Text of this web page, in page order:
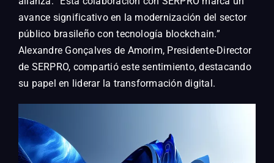
avance significativo en la modernización del sector
público brasileño con tecnología blockchain.”
Alexandre Gonçalves de Amorim, Presidente-Director
de SERPRO, compartió este sentimiento, destacando
su papel en liderar la transformación digital.